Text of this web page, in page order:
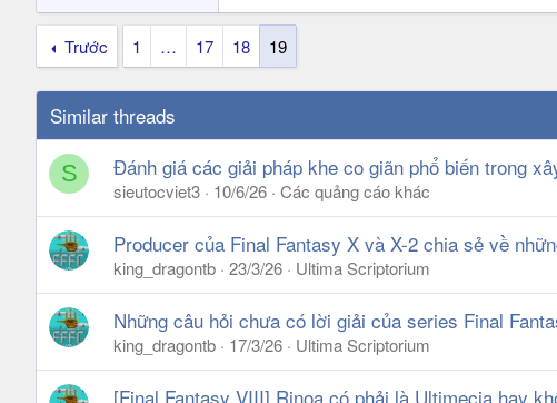
Trước 1 … 17 18 19
Similar threads
S Đánh giá các giải pháp khe co giãn phổ biến trong
sieutocviet3 10/6/26 Các quảng cáo khác
Producer của Final Fantasy X và X-2 chia sẻ về
king_dragontb 23/3/26 Ultima Scriptorium
Những câu hỏi chưa có lời giải của series Final
king_dragontb 17/3/26 Ultima Scriptorium
[Final Fantasy VIII] Rinoa có phải là Ultimecia hay